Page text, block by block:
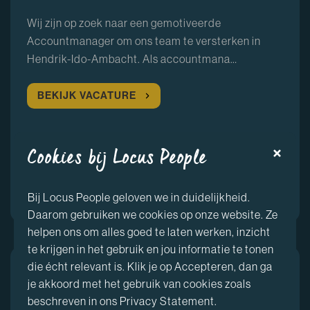
Wij zijn op zoek naar een gemotiveerde
Accountmanager om ons team te versterken in
Hendrik-Ido-Ambacht. Als accountmana…
BEKIJK VACATURE
Interne werving
40 uur
Accountmanager Industrie
Wij zijn op zoek naar een gemotiveerde
Cookies bij Locus People
Bij Locus People geloven we in duidelijkheid.
Daarom gebruiken we cookies op onze website. Ze
helpen ons om alles goed te laten werken, inzicht
te krijgen in het gebruik en jou informatie te tonen
die écht relevant is. Klik je op Accepteren, dan ga
je akkoord met het gebruik van cookies zoals
beschreven in ons Privacy Statement.